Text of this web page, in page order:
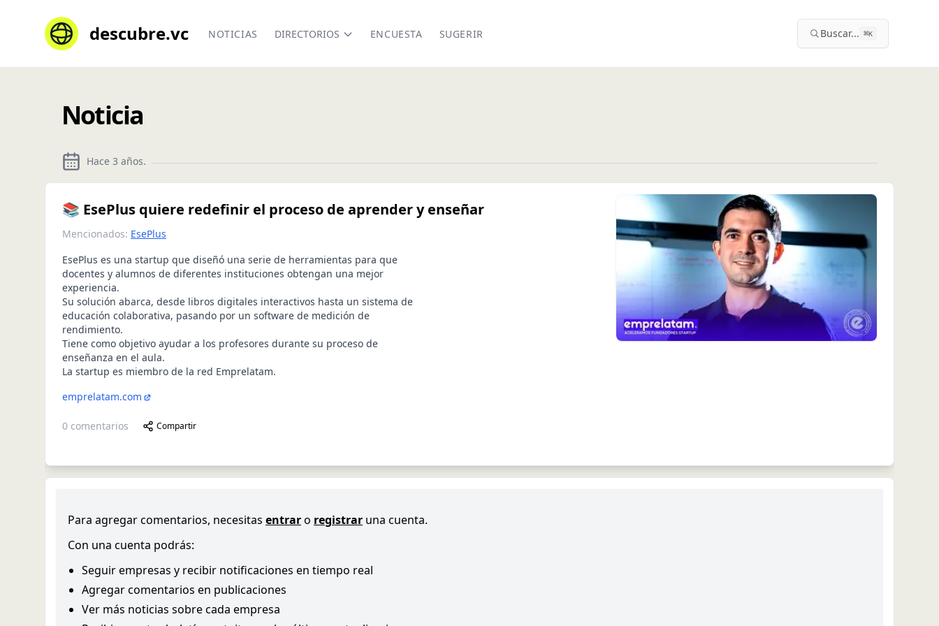
descubre.vc NOTICIAS DIRECTORIOS ENCUESTA SUGERIR Buscar... ⌘K
Noticia
Hace 3 años.
📚 EsePlus quiere redefinir el proceso de aprender y enseñar
Mencionados: EsePlus
EsePlus es una startup que diseñó una serie de herramientas para que
docentes y alumnos de diferentes instituciones obtengan una mejor
experiencia.
Su solución abarca, desde libros digitales interactivos hasta un sistema de
educación colaborativa, pasando por un software de medición de
rendimiento.
Tiene como objetivo ayudar a los profesores durante su proceso de
enseñanza en el aula.
La startup es miembro de la red Emprelatam.
emprelatam.com
0 comentarios Compartir
Para agregar comentarios, necesitas entraro registrar una cuenta.
Con una cuenta podrás:
Seguir empresas y recibir notificaciones en tiempo real
Agregar comentarios en publicaciones
Ver más noticias sobre cada empresa